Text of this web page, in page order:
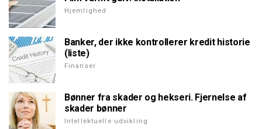
Hjemlighed
Banker, der ikke kontrollerer kredit historie
(liste)
Finanser
Bønner fra skader og hekseri. Fjernelse af
skader bønner
Intellektuelle udvikling